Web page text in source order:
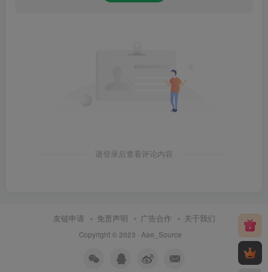
请登录后查看评论内容
友链申请 免责声明 广告合作 关于我们
Copyright © 2023 · Aae_Source ·